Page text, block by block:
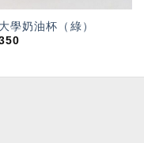
學奶油杯（綠）